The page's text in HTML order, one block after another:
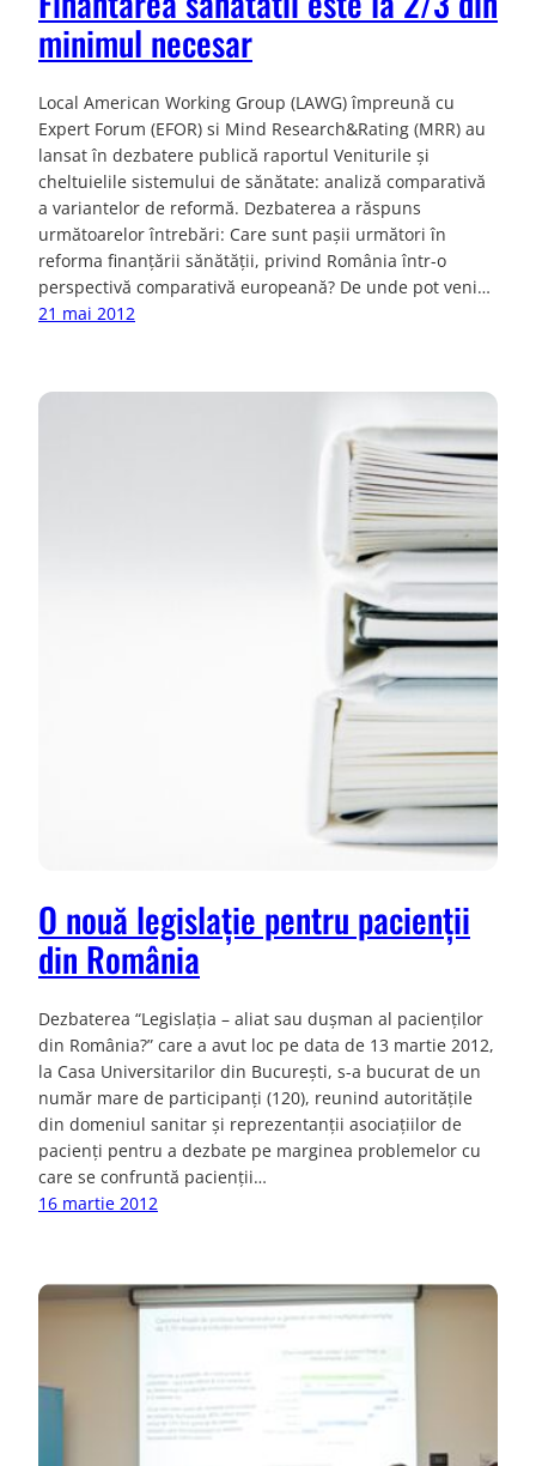
minimul necesar
Local American Working Group (LAWG) împreună cu
Expert Forum (EFOR) si Mind Research&Rating (MRR) au
lansat în dezbatere publică raportul Veniturile şi
cheltuielile sistemului de sănătate: analiză comparativă
a variantelor de reformă. Dezbaterea a răspuns
următoarelor întrebări: Care sunt pașii următori în
reforma finanțării sănătății, privind România într-o
perspectivă comparativă europeană? De unde pot veni…
21 mai 2012
O nouă legislație pentru pacienții
din România
Dezbaterea “Legislaţia – aliat sau duşman al pacienţilor
din România?” care a avut loc pe data de 13 martie 2012,
la Casa Universitarilor din Bucureşti, s-a bucurat de un
număr mare de participanţi (120), reunind autorităţile
din domeniul sanitar şi reprezentanţii asociaţiilor de
pacienţi pentru a dezbate pe marginea problemelor cu
care se confruntă pacienţii…
16 martie 2012